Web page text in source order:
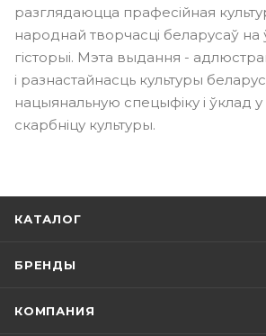
разглядаюцца прафесійная
народнай творчасці беларусаў на
гісторыі. Мэта выдання -
і разнастайнасць культуры
нацыянальную спецыфіку і ўклад
скарбніцу культуры.
КАТАЛОГ
БРЕНДЫ
КОМПАНИЯ